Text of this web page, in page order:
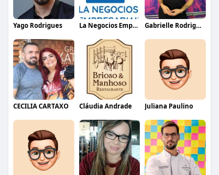
Yago Rodrigues La Negocios Empresariais Gabrielle Rodrigues
CECILIA CARTAXO Cláudia Andrade Juliana Paulino